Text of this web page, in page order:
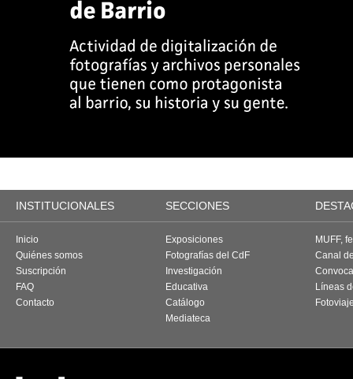
INSTITUCIONALES SECCIONES
Inicio
Quiénes somos
Suscripción
FAQ
Contacto
Exposiciones
Fotografías del CdF
Investigación
Educativa
Catálogo
Mediateca
MUFF,
Canal
Líneas